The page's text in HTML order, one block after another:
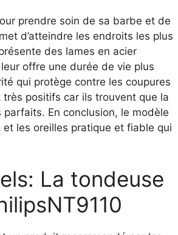
prendre soin de sa barbe et de
d’atteindre les endroits les plus
des lames en acier
offre une durée de vie plus
qui protège contre les coupures
positifs car ils trouvent que la
En conclusion, le modèle
les oreilles pratique et fiable qui
La tondeuse